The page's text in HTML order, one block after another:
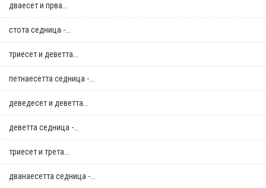
дваесет и прва...
стотa седница -...
триесет и деветта...
петнаесетта седница -...
деведесет и деветта...
деветта седница -...
триесет и трета...
дванаесетта седница -...